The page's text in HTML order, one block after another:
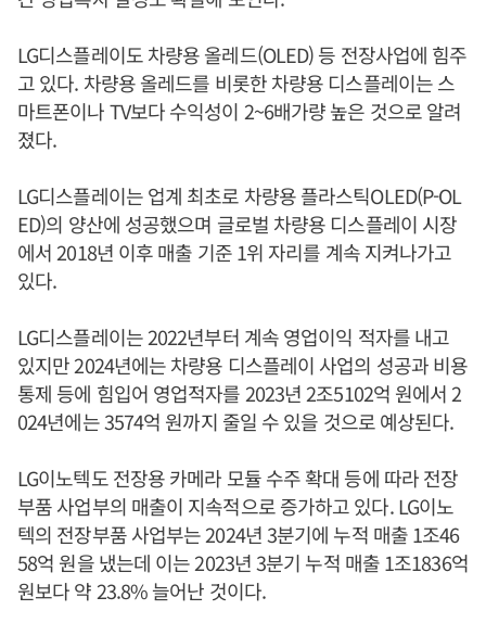
LG디스플레이도 차량용 올레드(OLED) 등 전장사업에 힘주
고 있다. 차량용 올레드를 비롯한 차량용 디스플레이는 스
마트폰이나 TV보다 수익성이 2~6배가량 높은 것으로 알려
졌다.
LG디스플레이는 업계 최초로 차량용 플라스틱OLED(P-OL
ED)의 양산에 성공했으며 글로벌 차량용 디스플레이 시장
에서 2018년 이후 매출 기준 1위 자리를 계속 지켜나가고
있다.
LG디스플레이는 2022년부터 계속 영업이익 적자를 내고
있지만 2024년에는 차량용 디스플레이 사업의 성공과 비용
통제 등에 힘입어 영업적자를 2023년 2조5102억 원에서 2
024년에는 3574억 원까지 줄일 수 있을 것으로 예상된다.
LG이노텍도 전장용 카메라 모듈 수주 확대 등에 따라 전장
부품 사업부의 매출이 지속적으로 증가하고 있다. LG이노
텍의 전장부품 사업부는 2024년 3분기에 누적 매출 1조46
58억 원을 냈는데 이는 2023년 3분기 누적 매출 1조1836억
원보다 약 23.8% 늘어난 것이다.